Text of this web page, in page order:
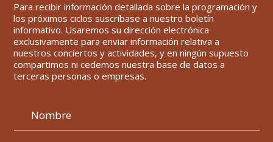
Para recibir información detallada sobre la programación y
los próximos ciclos suscríbase a nuestro boletín
informativo. Usaremos su dirección electrónica
exclusivamente para enviar información relativa a
nuestros conciertos y actividades, y en ningún supuesto
compartimos ni cedemos nuestra base de datos a
terceras personas o empresas.